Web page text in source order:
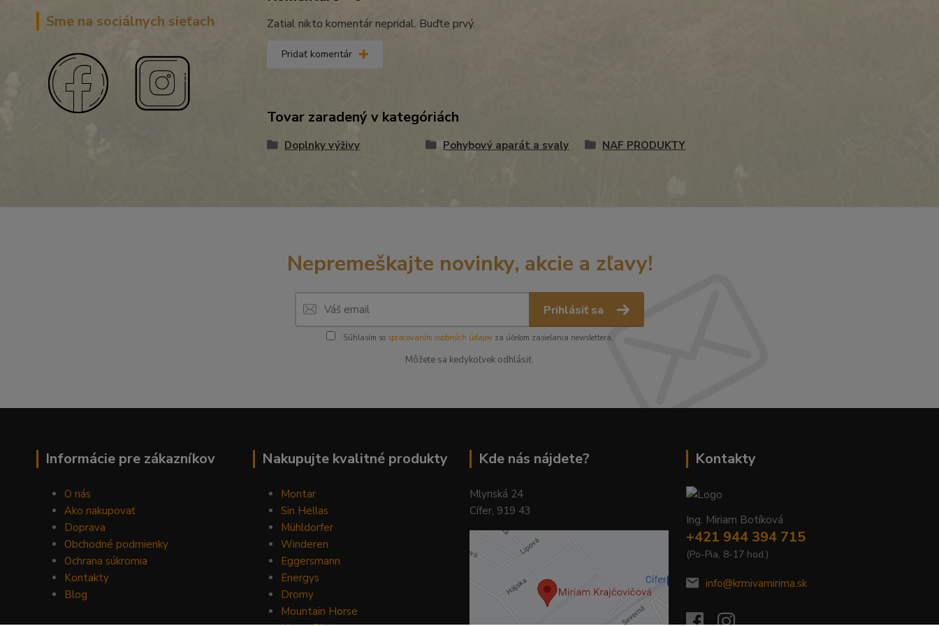
Sme na sociálnych sieťach Zatial nikto komentár nepridal. Buďte prvý.
Pridať komentár
Tovar zaradený v kategóriách
Doplnky výživy Pohybový aparát a svaly NAF PRODUKTY
Nepremeškajte novinky, akcie a zľavy!
Prihlásiť sa
Súhlasím so spracovaním osobných údajovza účelom zasielania newslettera.
Môžete sa kedykoľvek odhlásiť.
Informácie pre zákazníkov
O nás
Ako nakupovať
Doprava
Obchodné podmienky
Ochrana súkromia
Kontakty
Blog
Nakupujte kvalitné produkty
Montar
Sin Hellas
Mühldorfer
Winderen
Eggersmann
Energys
Dromy
Mountain Horse
Kde nás nájdete?
Mlynská 24
Cífer, 919 43
Kontakty
Ing. Miriam Botíková
+421 944 394 715
(Po-Pia, 8-17 hod.)
info@krmivamirima.sk